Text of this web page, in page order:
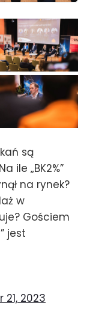
są
ile „BK2%”
na rynek?
w
Gościem
jest
2023